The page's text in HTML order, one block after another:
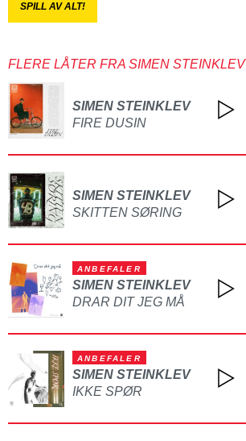
SPILL AV ALT!
FLERE LÅTER FRA SIMEN STEINKLEV
SIMEN STEINKLEV
FIRE DUSIN
SIMEN STEINKLEV
SKITTEN SØRING
ANBEFALER
SIMEN STEINKLEV
DRAR DIT JEG MÅ
ANBEFALER
SIMEN STEINKLEV
IKKE SPØR